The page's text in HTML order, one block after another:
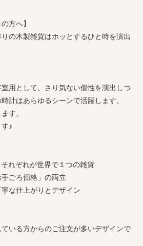
方へ】
の木製雑貨はホッとするひと時を演出
用として、さり気ない個性を演出しつ
計はあらゆるシーンで活躍します。
す。
♪
れぞれが世界で１つの雑貨
ごろ価格」の両立
な仕上がりとデザイン
いる方からのご注文が多いデザインで